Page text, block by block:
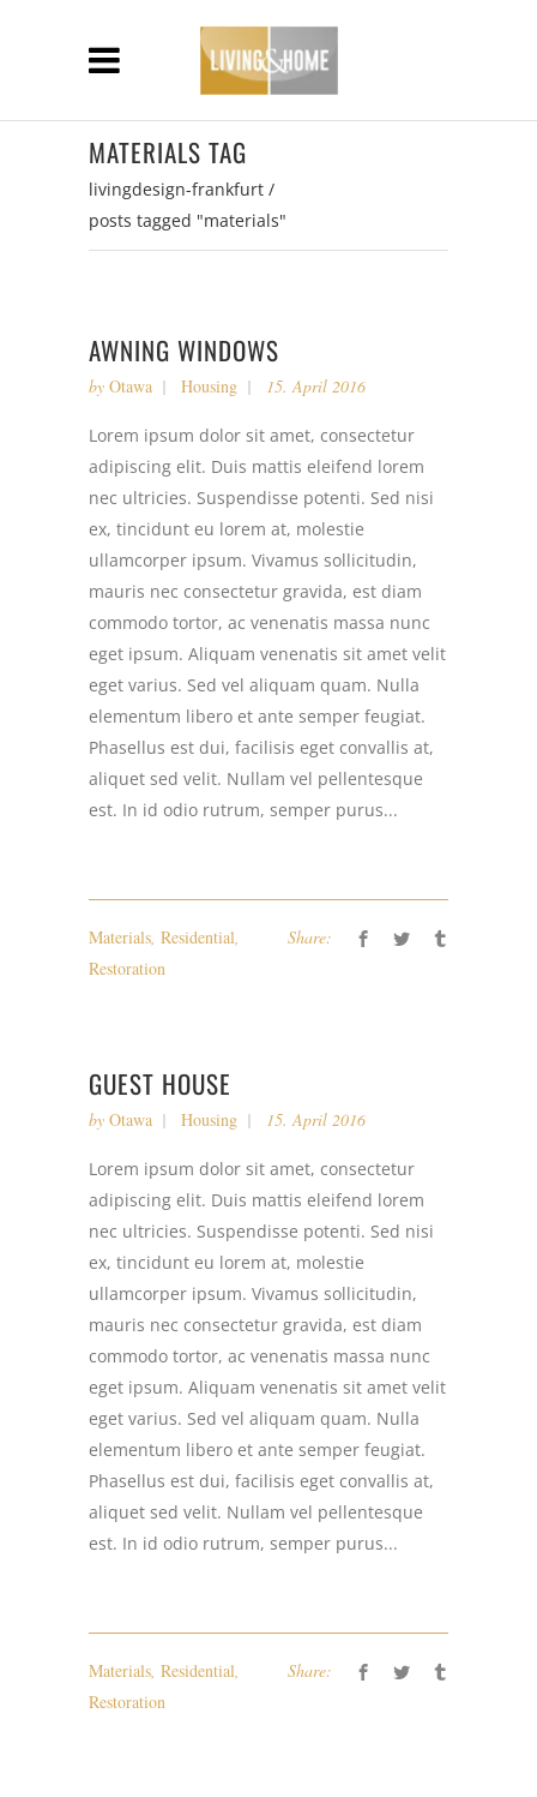
MATERIALS TAG
livingdesign-frankfurt /
posts tagged "materials"
AWNING WINDOWS
by Otawa Housing 15. April 2016
Lorem ipsum dolor sit amet, consectetur
adipiscing elit. Duis mattis eleifend lorem
nec ultricies. Suspendisse potenti. Sed nisi
ex, tincidunt eu lorem at, molestie
ullamcorper ipsum. Vivamus sollicitudin,
mauris nec consectetur gravida, est diam
commodo tortor, ac venenatis massa nunc
eget ipsum. Aliquam venenatis sit amet velit
eget varius. Sed vel aliquam quam. Nulla
elementum libero et ante semper feugiat.
Phasellus est dui, facilisis eget convallis at,
aliquet sed velit. Nullam vel pellentesque
est. In id odio rutrum, semper purus...
Materials, Residential,
Restoration
Share:
GUEST HOUSE
by Otawa Housing 15. April 2016
Lorem ipsum dolor sit amet, consectetur
adipiscing elit. Duis mattis eleifend lorem
nec ultricies. Suspendisse potenti. Sed nisi
ex, tincidunt eu lorem at, molestie
ullamcorper ipsum. Vivamus sollicitudin,
mauris nec consectetur gravida, est diam
commodo tortor, ac venenatis massa nunc
eget ipsum. Aliquam venenatis sit amet velit
eget varius. Sed vel aliquam quam. Nulla
elementum libero et ante semper feugiat.
Phasellus est dui, facilisis eget convallis at,
aliquet sed velit. Nullam vel pellentesque
est. In id odio rutrum, semper purus...
Materials, Residential,
Restoration
Share: